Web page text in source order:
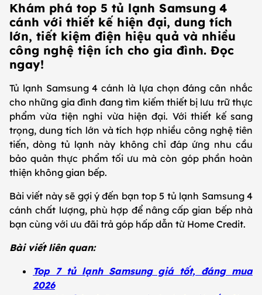
Khám phá top 5 tủ lạnh Samsung 4
cánh với thiết kế hiện đại, dung tích
lớn, tiết kiệm điện hiệu quả và nhiều
công nghệ tiện ích cho gia đình. Đọc
ngay!
Tủ lạnh Samsung 4 cánh là lựa chọn đáng cân nhắc
cho những gia đình đang tìm kiếm thiết bị lưu trữ thực
phẩm vừa tiện nghi vừa hiện đại. Với thiết kế sang
trọng, dung tích lớn và tích hợp nhiều công nghệ tiên
tiến, dòng tủ lạnh này không chỉ đáp ứng nhu cầu
bảo quản thực phẩm tối ưu mà còn góp phần hoàn
thiện không gian bếp.
Bài viết này sẽ gợi ý đến bạn top 5 tủ lạnh Samsung 4
cánh chất lượng, phù hợp để nâng cấp gian bếp nhà
bạn cùng với ưu đãi trả góp hấp dẫn từ Home Credit.
Bài viết liên quan:
Top 7 tủ lạnh Samsung giá tốt, đáng mua
2026